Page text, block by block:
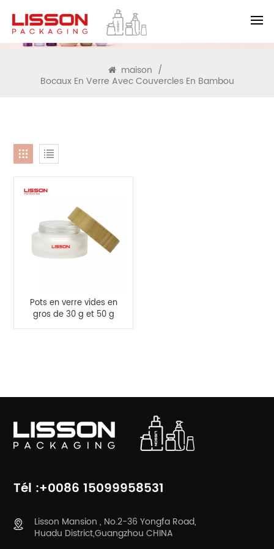
RECHERCHE
maison /
Bocaux En Verre Avec Couvercles En Bambou
Pots en verre vides en
gros de 30 g et 50 g
avec couvercles en
Tél :+0086 15099958531
Lisson Mansion , No.2-36 Yongfa Road,
Huadu District,Guangzhou CHINA